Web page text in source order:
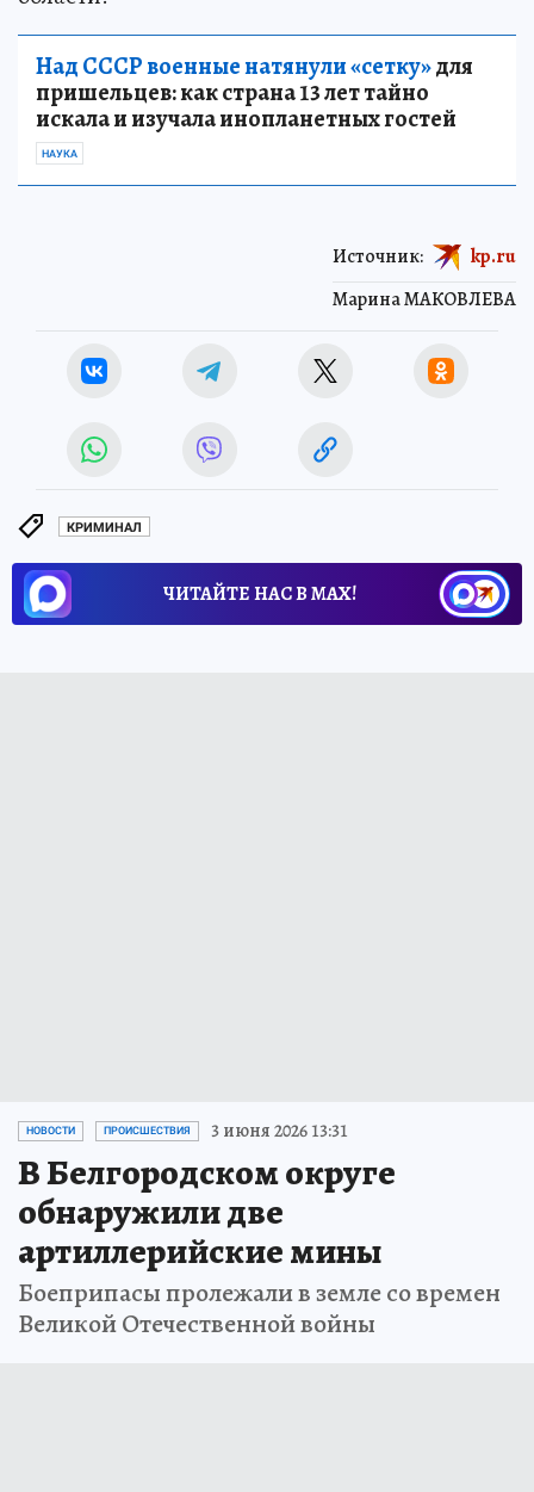
Над СССР военные натянули «сетку»для
пришельцев: как страна 13 лет тайно
искала и изучала инопланетных гостей
НАУКА
Марина МАКОВЛЕВА
Источник: kp.ru
КРИМИНАЛ
ЧИТАЙТЕ НАС В МАХ!
НОВОСТИ ПРОИСШЕСТВИЯ 3 июня 2026 13:31
В Белгородском округе
обнаружили две
артиллерийские мины
Боеприпасы пролежали в земле со времен
Великой Отечественной войны